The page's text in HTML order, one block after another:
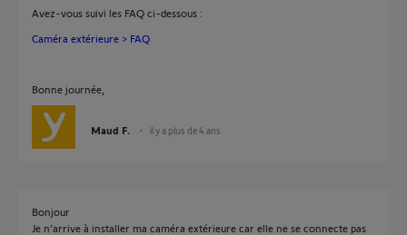
Avez-vous suivi les FAQ ci-dessous :
Caméra extérieure > FAQ
Bonne journée,
Maud F. il y a plus de 4 ans
Bonjour
Je n’arrive à installer ma caméra extérieure car elle ne se connecte pas